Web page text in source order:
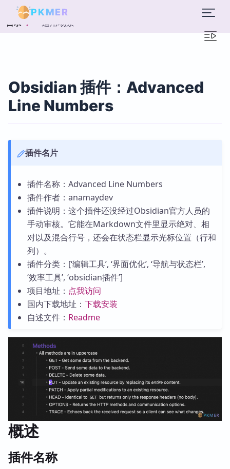
PKMER
目录 适用场景
Obsidian 插件：Advanced
Line Numbers
插件名片
插件名称：Advanced Line Numbers
插件作者：anamaydev
插件说明：这个插件还没经过Obsidian官方人员的
手动审核。它能在Markdown文件里显示绝对、相
对以及混合行号，还会在状态栏显示光标位置（行和
列）。
插件分类：[‘编辑工具’, ‘界面优化’, ‘导航与状态栏’,
‘效率工具’, ‘obsidian插件’]
项目地址： 点我访问
国内下载地址： 下载安装
自述文件： Readme
概述
插件名称